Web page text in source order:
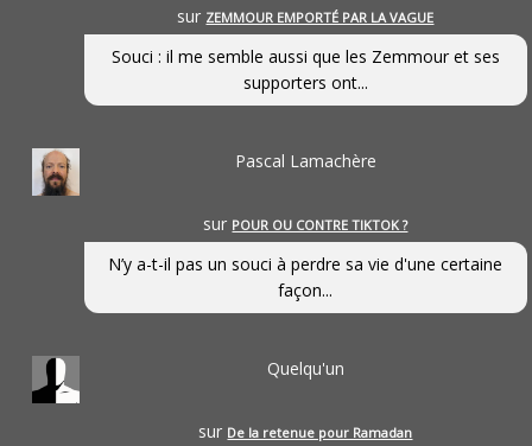
sur ZEMMOUR EMPORTÉ PAR LA VAGUE
Souci : il me semble aussi que les Zemmour et ses
supporters ont...
Pascal Lamachère
sur POUR OU CONTRE TIKTOK ?
N’y a-t-il pas un souci à perdre sa vie d'une certaine
façon...
Quelqu'un
sur De la retenue pour Ramadan